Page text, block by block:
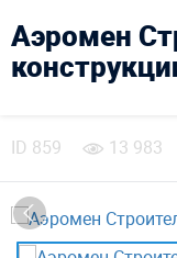
Аэромен
ID 859 13 983